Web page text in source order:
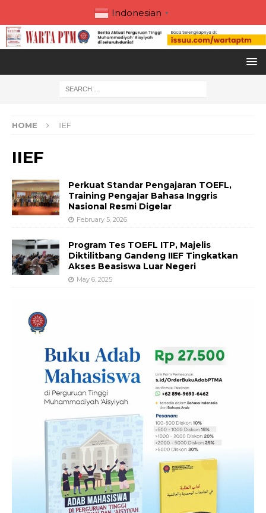
Indonesian ▼
HOME IIEF
IIEF
Perkuat Standar Pengajaran TOEFL,
Training Pengajar Bahasa Inggris
Nasional Resmi Digelar
February 5, 2026
Program Tes TOEFL ITP, Majelis
Diktilitbang Gandeng IIEF Tingkatkan
Akses Beasiswa Luar Negeri
May 6, 2025